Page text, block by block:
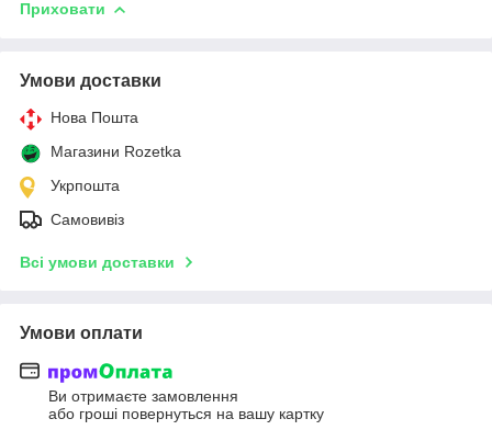
Приховати
Умови доставки
Нова Пошта
Магазини Rozetka
Укрпошта
Самовивіз
Всі умови доставки
Умови оплати
Ви отримаєте замовлення
або гроші повернуться на вашу картку